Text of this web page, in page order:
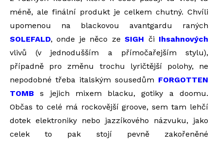
méně, ale finální produkt je celkem chutný. Chvíli
upomenou na blackovou avantgardu raných
SOLEFALD, onde je něco zeSIGH či Ihsahnových
vlivů (v jednodušším a přímočařejším stylu),
případně pro změnu trochu lyričtější polohy, ne
nepodobné třeba italským sousedům FORGOTTEN
TOMB s jejich mixem blacku, gotiky a doomu.
Občas to celé má rockovější groove, sem tam lehčí
dotek elektroniky nebo jazzíkového názvuku, jako
celek to pak stojí pevně zakořeněné